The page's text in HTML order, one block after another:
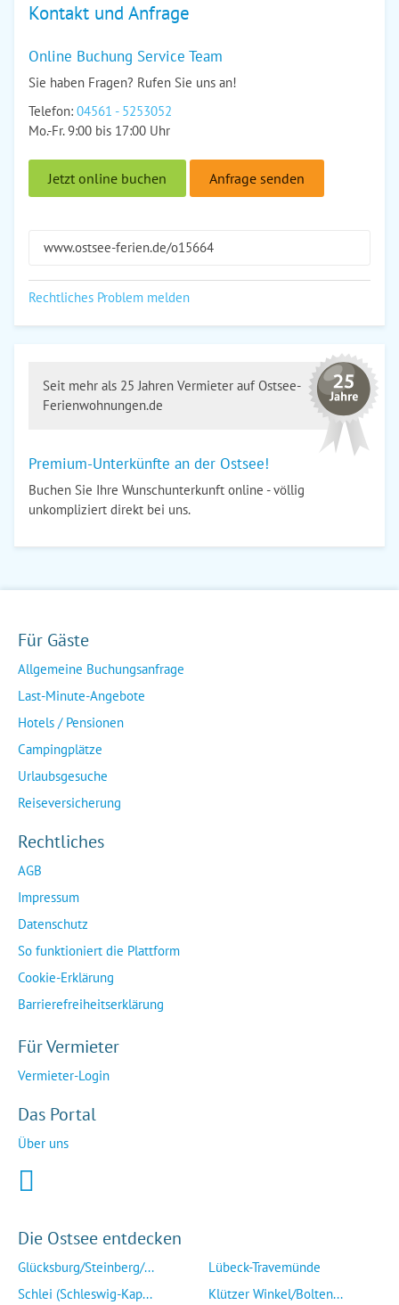
Kontakt und Anfrage
Online Buchung Service Team
Sie haben Fragen? Rufen Sie uns an!
Telefon: 04561 - 5253052
Mo.-Fr. 9:00 bis 17:00 Uhr
Jetzt online buchen Anfrage senden
www.ostsee-ferien.de/o15664
Rechtliches Problem melden
Seit mehr als 25 Jahren Vermieter auf Ostsee-
Ferienwohnungen.de
Premium-Unterkünfte an der Ostsee!
Buchen Sie Ihre Wunschunterkunft online - völlig
unkompliziert direkt bei uns.
Für Gäste
Allgemeine Buchungsanfrage
Last-Minute-Angebote
Hotels / Pensionen
Campingplätze
Urlaubsgesuche
Reiseversicherung
Rechtliches
AGB
Impressum
Datenschutz
So funktioniert die Plattform
Cookie-Erklärung
Barrierefreiheitserklärung
Für Vermieter
Vermieter-Login
Das Portal
Über uns
Die Ostsee entdecken
Glücksburg/Steinberg/...
Schlei (Schleswig-Kap...
Lübeck-Travemünde
Klützer Winkel/Bolten...